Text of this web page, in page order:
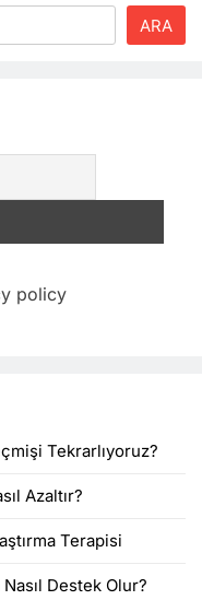
ARA
policy
Tekrarlıyoruz?
Azaltır?
Terapisi
Destek Olur?